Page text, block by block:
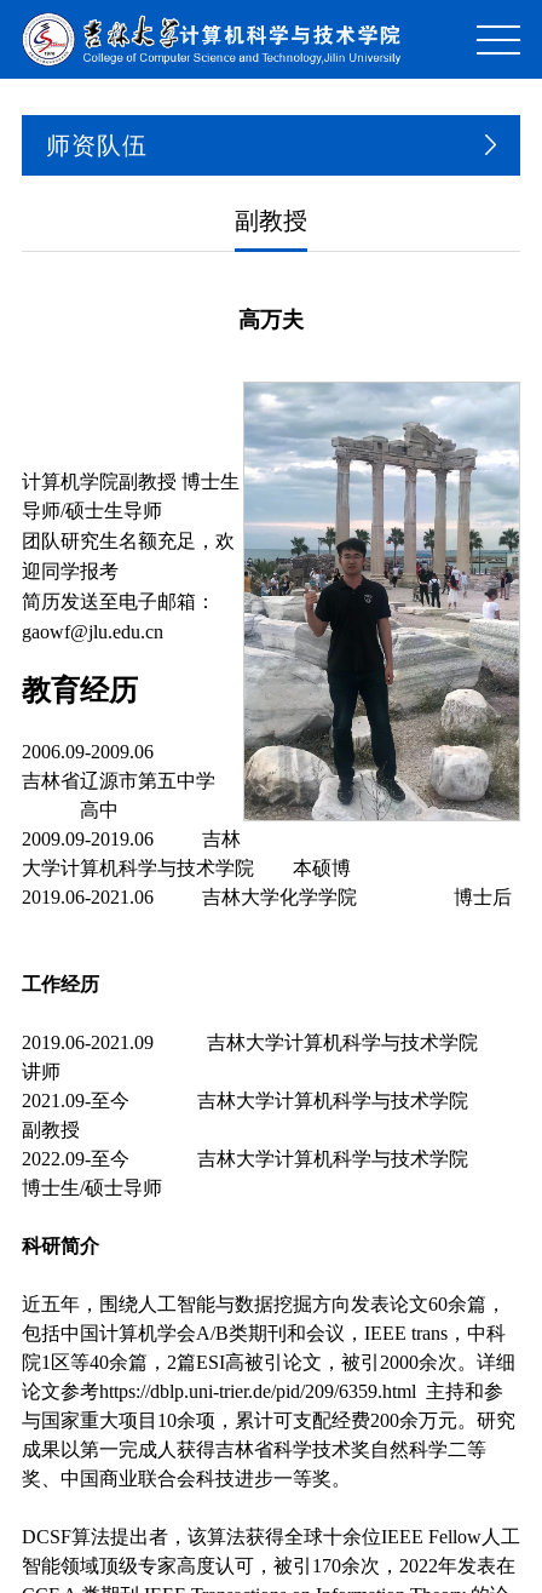
师资队伍
副教授
高万夫
计算机学院副教授 博士生
导师/硕士生导师
团队研究生名额充足，欢
迎同学报考
简历发送至电子邮箱：
gaowf@jlu.edu.cn
教育经历
2006.09-2009.06
吉林省辽源市第五中学
高中
2009.09-2019.06
吉林
大学计算机科学与技术学院
本硕博
2019.06-2021.06 吉林大学化学学院 博士后
工作经历
2019.06-2021.09 吉林大学计算机科学与技术学院
讲师
2021.09-至今 吉林大学计算机科学与技术学院
副教授
2022.09-至今 吉林大学计算机科学与技术学院
博士生/硕士导师
科研简介
近五年，围绕人工智能与数据挖掘方向发表论文60余篇，
包括中国计算机学会A/B类期刊和会议，IEEE trans，中科
院1区等40余篇，2篇ESI高被引论文，被引2000余次。详细
论文参考https://dblp.uni-trier.de/pid/209/6359.html 主持和参
与国家重大项目10余项，累计可支配经费200余万元。研究
成果以第一完成人获得吉林省科学技术奖自然科学二等
奖、中国商业联合会科技进步一等奖。
DCSF算法提出者，该算法获得全球十余位IEEE Fellow人工
智能领域顶级专家高度认可，被引170余次，2022年发表在